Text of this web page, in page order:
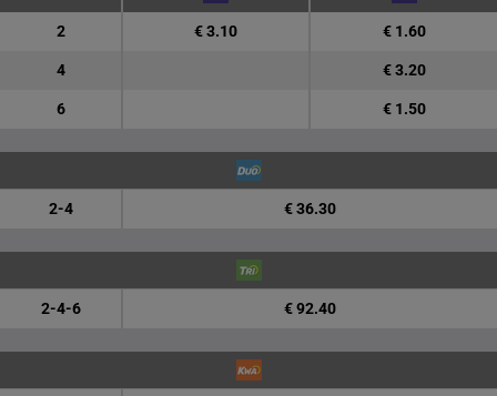
2 € 3.10 € 1.60
4 € 3.20
6 € 1.50
2-4 € 36.30
2-4-6 € 92.40